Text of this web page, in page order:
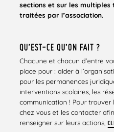
sections et sur les multiples
traitées par l’association.
QU’EST-CE QU’ON FAIT ?
Chacune et chacun d’entre
place pour : aider à
pour les permanences
interventions scolaires, les
communication ! Pour trouver
chez vous et les contacter
renseigner sur leurs actions,